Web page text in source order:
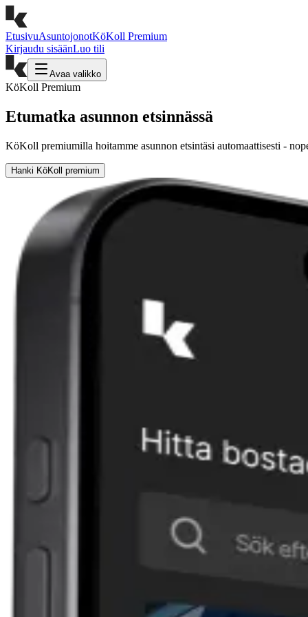
EtusivuAsuntojonotKöKoll Premium
Kirjaudu sisäänLuo tili
Avaa valikko
KöKoll Premium
Etumatka asunnon etsinnässä
KöKoll premiumilla hoitamme asunnon etsintäsi automaattisesti -
Hanki KöKoll premium